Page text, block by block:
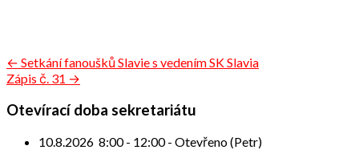
Navigace
pro
příspěvek
← Setkání fanoušků Slavie s vedením SK Slavia
Zápis č. 31 →
Otevírací doba sekretariátu
10.8.2026 8:00- 12:00- Otevřeno (Petr)